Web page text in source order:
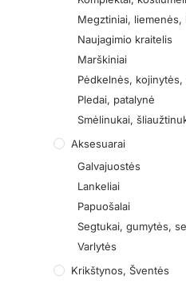
Megztiniai, liemenės,
Naujagimio kraitelis
Marškiniai
Pėdkelnės, kojinytės,
Pledai, patalynė
Smėlinukai,
Aksesuarai
Galvajuostės
Lankeliai
Papuošalai
Segtukai, gumytės,
Varlytės
Krikštynos, Šventės